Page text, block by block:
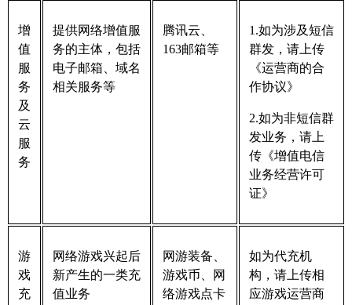
增
值
服
务
及
云
服
务
提供网络增值服
务的主体，包括
电子邮箱、域名
相关服务等
腾讯云、
163邮箱等
1.如为涉及短信
群发，请上传
《运营商的合
作协议》
2.如为非短信群
发业务，请上
传《增值电信
业务经营许可
证》
游
戏
充
网络游戏兴起后
新产生的一类充
值业务
网游装备、
游戏币、网
络游戏点卡
如为代充机
构，请上传相
应游戏运营商